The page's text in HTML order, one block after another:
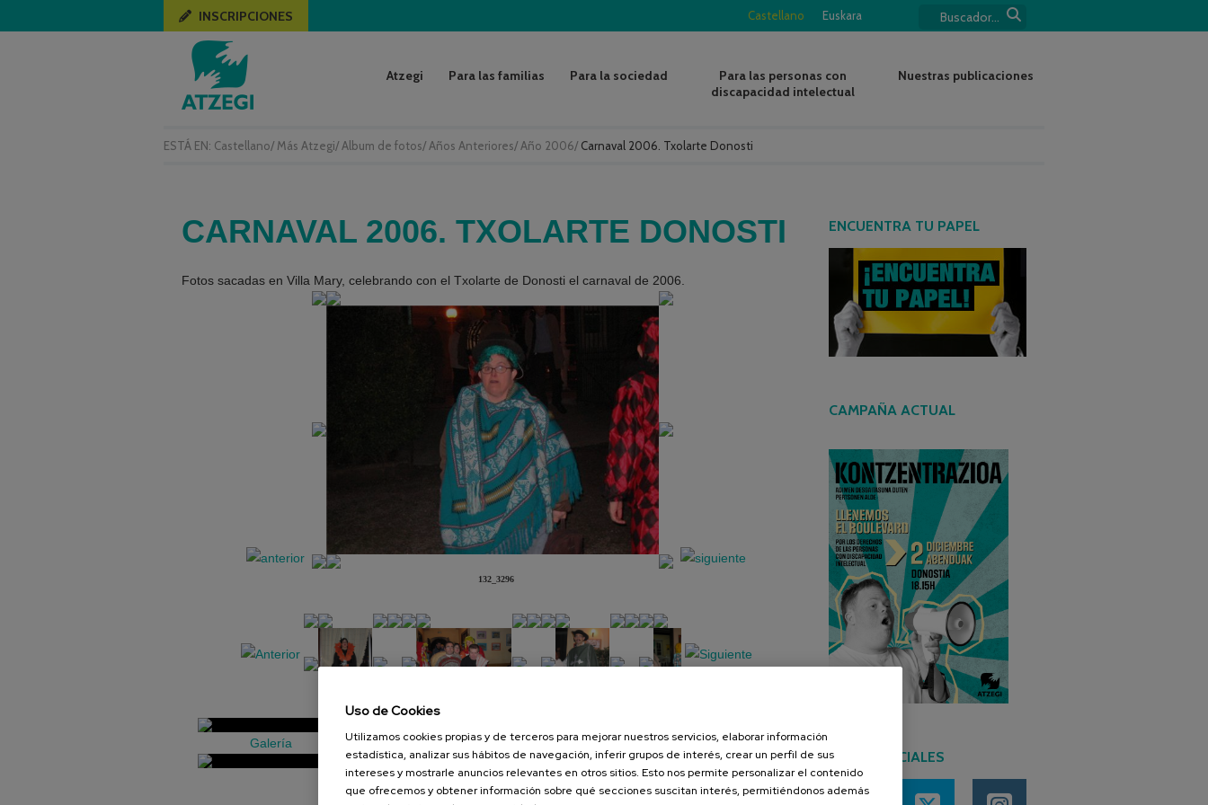
ESTÁ EN: Castellano/ Más Atzegi/ Album de fotos/ Años Anteriores/ Año 2006/ Carnaval 2006. Txolarte Donosti
Castellano Euskara
INSCRIPCIONES
Atzegi Para las familias Para la sociedad
Para las personas con
discapacidad intelectual
Nuestras publicaciones
CARNAVAL 2006. TXOLARTE DONOSTI
Fotos sacadas en Villa Mary, celebrando con el Txolarte de Donosti el carnaval de 2006.
132_3296
Galería Presentación Diapositiva
ENCUENTRA TU PAPEL
CAMPAÑA ACTUAL
REDES SOCIALES
Uso de Cookies
Utilizamos cookies propias y de terceros para mejorar nuestros servicios, elaborar información
estadística, analizar sus hábitos de navegación, inferir grupos de interés, crear un perfil de sus
intereses y mostrarle anuncios relevantes en otros sitios. Esto nos permite personalizar el contenido
que ofrecemos y obtener información sobre qué secciones suscitan interés, permitiéndonos además